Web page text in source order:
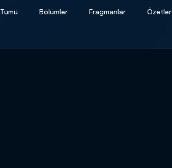
Tümü Bölümler Fragmanlar Özetler